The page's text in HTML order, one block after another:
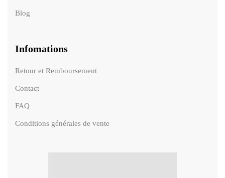
Blog
Infomations
Retour et Remboursement
Contact
FAQ
Conditions générales de vente